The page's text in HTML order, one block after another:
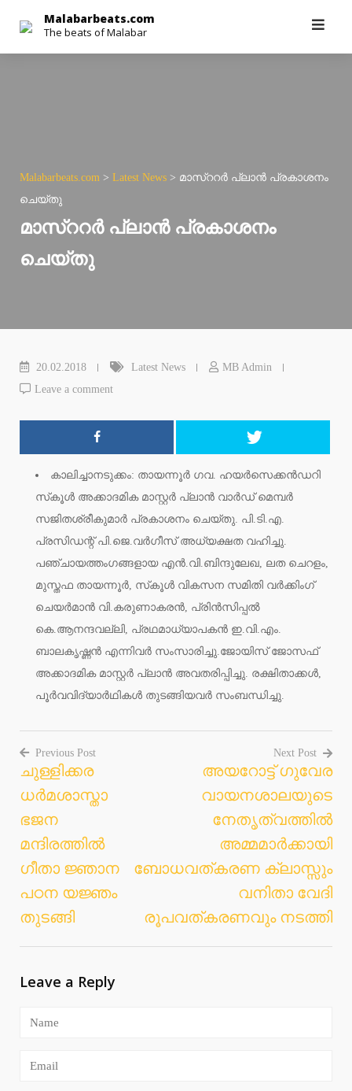
content
Malabarbeats.com
The beats of Malabar
Malabarbeats.com > Latest News > മാസ്‌ററര്‍ പ്ലാന്‍ പ്രകാശനം
ചെയ്തു
മാസ്‌ററര്‍ പ്ലാന്‍ പ്രകാശനം
ചെയ്തു
20.02.2018 Latest News
MB Admin
Leave a comment
കാലിച്ചാനടുക്കം: തായന്നൂര്‍ ഗവ. ഹയര്‍സെക്കന്‍ഡറി
സ്‌കൂള്‍ അക്കാദമിക മാസ്റ്റര്‍ പ്ലാന്‍ വാര്‍ഡ് മെമ്പര്‍
സജിതശ്രീകുമാര്‍ പ്രകാശനം ചെയ്തു. പി.ടി.എ.
പ്രസിഡന്റ് പി.ജെ.വര്‍ഗീസ് അധ്യക്ഷത വഹിച്ചു.
പഞ്ചായത്തംഗങ്ങളായ എന്‍.വി.ബിന്ദുലേഖ, ലത ചെറളം,
മുസ്തഫ തായന്നൂര്‍, സ്‌കൂള്‍ വികസന സമിതി വര്‍ക്കിംഗ്
ചെയര്‍മാന്‍ വി.കരുണാകരന്‍, പ്രിന്‍സിപ്പല്‍
കെ.ആനന്ദവല്ലി, പ്രഥമാധ്യാപകന്‍ ഇ.വി.എം.
ബാലകൃഷ്ണന്‍ എന്നിവര്‍ സംസാരിച്ചു.ജോയിസ് ജോസഫ്
അക്കാദമിക മാസ്റ്റര്‍ പ്ലാന്‍ അവതരിപ്പിച്ചു. രക്ഷിതാക്കള്‍,
പൂര്‍വവിദ്യാര്‍ഥികള്‍ തുടങ്ങിയവര്‍ സംബന്ധിച്ചു.
Post
navigation
Previous Post
ചുള്ളിക്കര
ധര്‍മശാസ്താ
ഭജന
മന്ദിരത്തില്‍
ഗീതാ ജ്ഞാന
പഠന യജ്ഞം
തുടങ്ങി
Next Post
അയറോട്ട് ഗുവേര
വായനശാലയുടെ
നേതൃത്വത്തില്‍
അമ്മമാര്‍ക്കായി
ബോധവത്കരണ ക്ലാസ്സും
വനിതാ വേദി
രൂപവത്കരണവും നടത്തി
Leave a Reply